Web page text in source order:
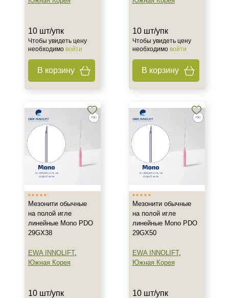
Гиалуроновая кислота
ДМАЕ
Полидиоксанон (PDO)
Показать еще
Процедура
Нитевой лифтинг
Форма выпуска
Флакон
10 шт/упк
Чтобы увидеть цену
необходимо войти
В корзину
10 шт/упк
Чтобы увидеть цену
необходимо войти
В корзину
Мезонити обычные
на полой игле
линейные Mono PDO
29GX38
EWA INNOLIFT,
Южная Корея
10 шт/упк
Мезонити обычные
на полой игле
линейные Mono PDO
29GX50
EWA INNOLIFT,
Южная Корея
10 шт/упк